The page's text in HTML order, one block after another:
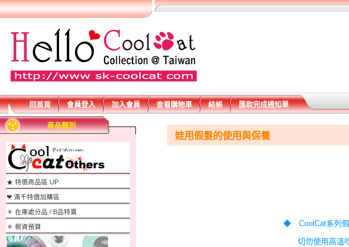
回首頁 會員登入 加入會員 查看購物車 結帳 匯款完成通知單
商品類別
★ 特價商品區 UP
❤ 滿千特價加購區
＊ 在庫處分品 / B品特賣
＊ 郵資預算
娃用假髮的使用與保養
◆ CoolCat系列
切勿使用高溫